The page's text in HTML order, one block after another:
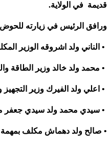
قديمة في الولاية.
ورافق الرئيس في زيارته
• الناني ولد اشروقه الوزير
• محمد ولد خالد وزير الطاقة
• اعلي ولد الفيرك وزير التجهيز
• سيدي محمد ولد سيدي جعفر
• صالح ولد دهماش مكلف بمهمة